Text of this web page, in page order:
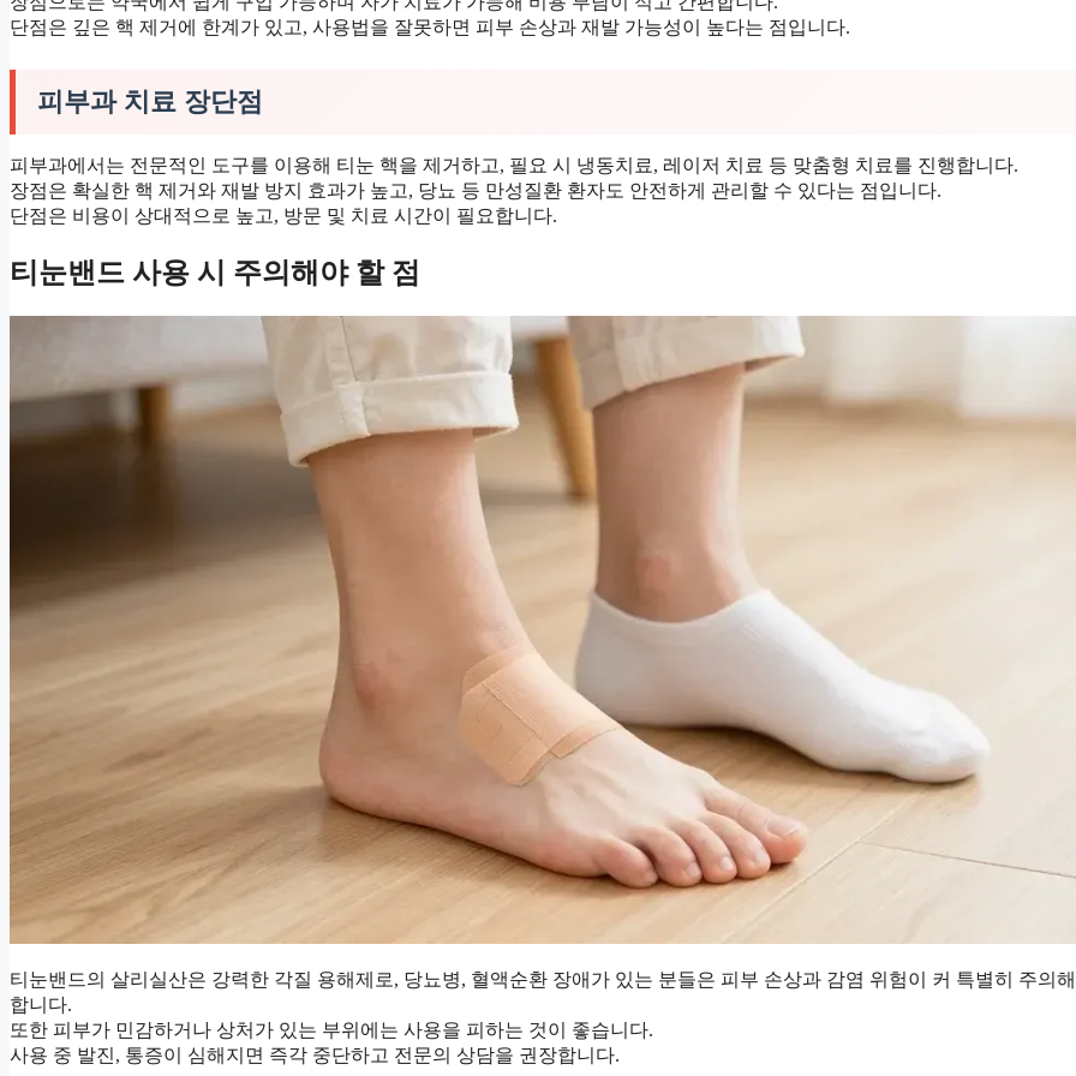
단점은 깊은 핵 제거에 한계가 있고, 사용법을 잘못하면 피부 손상과 재발 가능성이 높다는 점입니다.
피부과 치료 장단점
피부과에서는 전문적인 도구를 이용해 티눈 핵을 제거하고, 필요 시 냉동치료, 레이저 치료 등 맞춤형 치료를 진행합니다.
장점은 확실한 핵 제거와 재발 방지 효과가 높고, 당뇨 등 만성질환 환자도 안전하게 관리할 수 있다는 점입니다.
단점은 비용이 상대적으로 높고, 방문 및 치료 시간이 필요합니다.
티눈밴드 사용 시 주의해야 할 점
티눈밴드의 살리실산은 강력한 각질 용해제로, 당뇨병, 혈액순환 장애가 있는 분들은 피부 손상과 감염 위험이 커 특별히 주의
합니다.
또한 피부가 민감하거나 상처가 있는 부위에는 사용을 피하는 것이 좋습니다.
사용 중 발진, 통증이 심해지면 즉각 중단하고 전문의 상담을 권장합니다.